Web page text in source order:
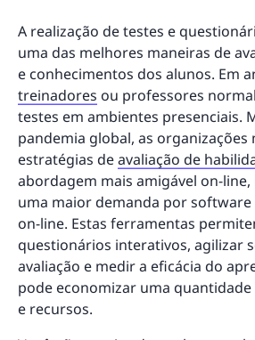
A realização de testes e
uma das melhores maneiras de
e conhecimentos dos alunos. Em
treinadores ou professores
testes em ambientes presenciais.
pandemia global, as organizações
estratégias deavaliação de
abordagem mais amigável on-
uma maior demanda por
on-line. Estas ferramentas
questionários interativos, agilizar
avaliação e medir a eficácia do
pode economizar uma
e recursos.